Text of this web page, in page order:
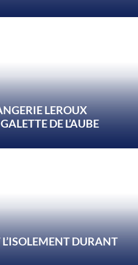
LEROUX
DE L’AUBE
DURANT